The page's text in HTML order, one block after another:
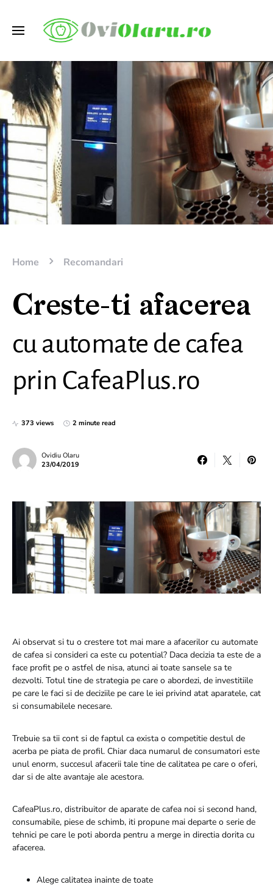
Home Recomandari
Creste-ti afacerea
cu automate de cafea
prin CafeaPlus.ro
373 views 2 minute read
Ovidiu Olaru
23/04/2019
Ai observat si tu o crestere tot mai mare a afacerilor cu automate
de cafea si consideri ca este cu potential? Daca decizia ta este de a
face profit pe o astfel de nisa, atunci ai toate sansele sa te
dezvolti. Totul tine de strategia pe care o abordezi, de investitiile
pe care le faci si de deciziile pe care le iei privind atat aparatele, cat
si consumabilele necesare.
Trebuie sa tii cont si de faptul ca exista o competitie destul de
acerba pe piata de profil. Chiar daca numarul de consumatori este
unul enorm, succesul afacerii tale tine de calitatea pe care o oferi,
dar si de alte avantaje ale acestora.
CafeaPlus.ro, distribuitor de aparate de cafea noi si second hand,
consumabile, piese de schimb, iti propune mai departe o serie de
tehnici pe care le poti aborda pentru a merge in directia dorita cu
afacerea.
Alege calitatea inainte de toate